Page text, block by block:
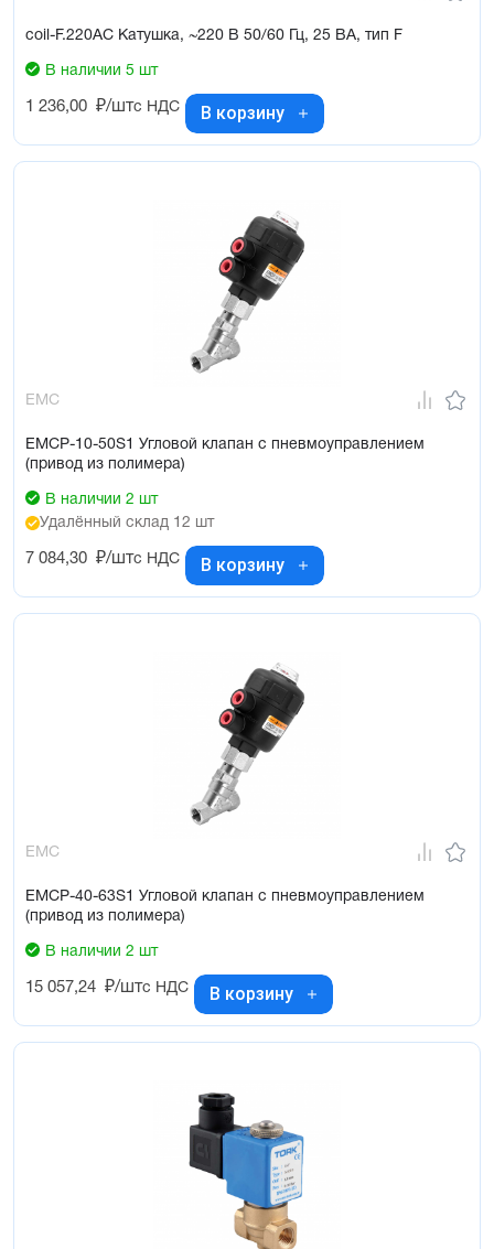
coil-F.220AC Катушка, ~220 В 50/60 Гц, 25 ВА, тип F
В наличии 5 шт
1 236,00 ₽/штс НДС В корзину
EMC
EMCP-10-50S1 Угловой клапан с пневмоуправлением
(привод из полимера)
В наличии 2 шт
Удалённый склад 12 шт
7 084,30 ₽/штс НДС В корзину
EMC
EMCP-40-63S1 Угловой клапан с пневмоуправлением
(привод из полимера)
В наличии 2 шт
15 057,24 ₽/штс НДС В корзину